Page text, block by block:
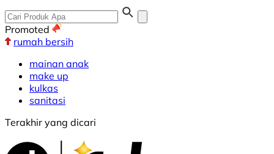
Promoted
rumah bersih
mainan anak
make up
kulkas
sanitasi
Terakhir yang dicari